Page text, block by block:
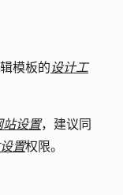
模板的设计工
站设置，建议同
置权限。